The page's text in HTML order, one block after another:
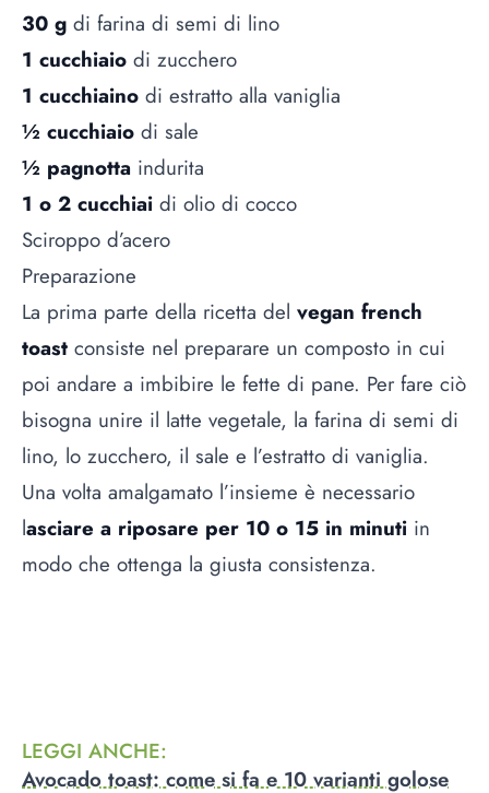
30 g di farina di semi di lino
1 cucchiaio di zucchero
1 cucchiaino di estratto alla vaniglia
½ cucchiaio di sale
½ pagnotta indurita
1 o 2 cucchiai di olio di cocco
Sciroppo d’acero
Preparazione
La prima parte della ricetta del vegan french
toast consiste nel preparare un composto in cui
poi andare a imbibire le fette di pane. Per fare ciò
bisogna unire il latte vegetale, la farina di semi di
lino, lo zucchero, il sale e l’estratto di vaniglia.
Una volta amalgamato l’insieme è necessario
lasciare a riposare per 10 o 15 in minuti in
modo che ottenga la giusta consistenza.
LEGGI ANCHE:
Avocado toast: come si fa e 10 varianti golose